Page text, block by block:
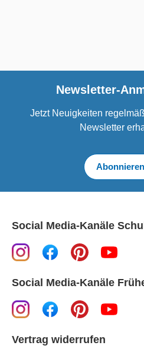
Newsletter-
Jetzt Neuigkeiten
Newsletter
Abonnieren
Social Media-Kanäle
Social Media-Kanäle
Vertrag widerrufen